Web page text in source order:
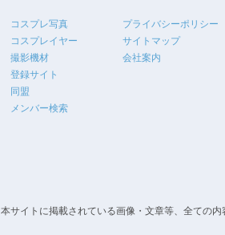
コスプレ写真
コスプレイヤー
撮影機材
登録サイト
同盟
メンバー検索
プライバシーポリシー
サイトマップ
会社案内
本サイトに掲載されている画像・文章等、全ての